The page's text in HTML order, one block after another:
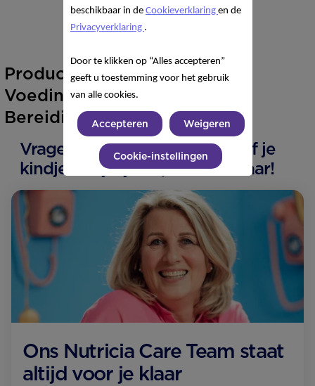
Product informatie
Voedingsinformatie
Bereiding
Vragen of advies over jezelf of je
kindje? Wij zijn 24/7 bereikbaar!
Ons Nutricia Care Team staat
altijd voor je klaar
beschikbaar in de Cookieverklaring en de
Privacyverklaring .
Door te klikken op “Alles accepteren”
geeft u toestemming voor het gebruik
van alle cookies.
Accepteren Weigeren
Cookie-instellingen